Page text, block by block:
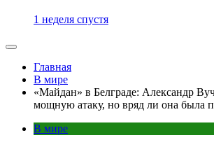
1 неделя спустя
Главная
В мире
«Майдан» в Белграде: Александр
мощную атаку, но вряд ли она была
В мире